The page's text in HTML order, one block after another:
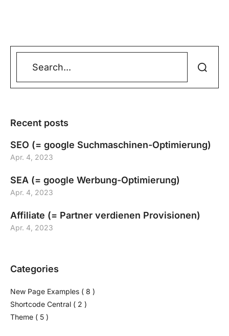
Recent posts
SEO (= google Suchmaschinen-Optimierung)
Apr. 4, 2023
SEA (= google Werbung-Optimierung)
Apr. 4, 2023
Affiliate (= Partner verdienen Provisionen)
Apr. 4, 2023
Categories
New Page Examples ( 8 )
Shortcode Central ( 2 )
Theme ( 5 )